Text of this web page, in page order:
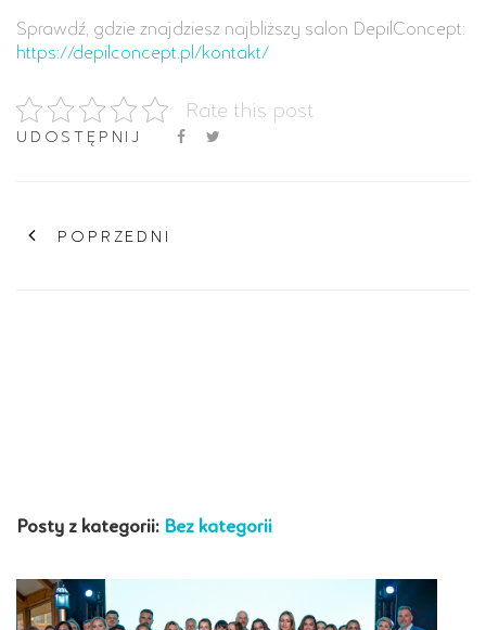
Sprawdź, gdzie znajdziesz najbliższy salon DepilConcept:
https://depilconcept.pl/kontakt/
Rate this post
UDOSTĘPNIJ
POPRZEDNI
Posty z kategorii: Bez kategorii